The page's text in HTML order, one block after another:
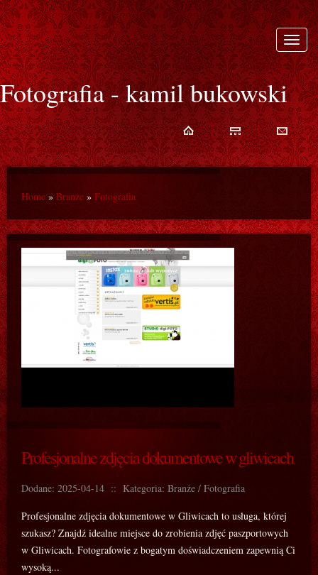
Fotografia - kamil bukowski
Home » Branże » Fotografia
Profesjonalne zdjęcia dokumentowe w gliwicach
Dodane: 2025-04-14 :: Kategoria: Branże / Fotografia
Profesjonalne zdjęcia dokumentowe w Gliwicach to usługa, której
szukasz? Znajdź idealne miejsce do zrobienia zdjęć paszportowych
w Gliwicach. Fotografowie z bogatym doświadczeniem zapewnią Ci
wysoką...